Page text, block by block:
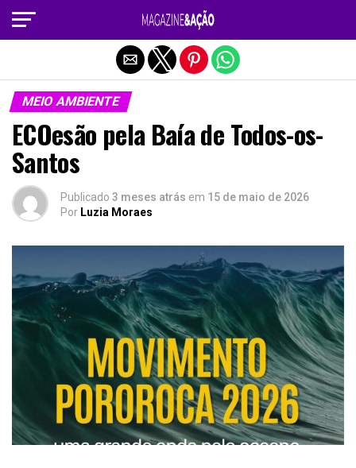
MEIO AMBIENTE
ECOesão pela Baía de Todos-os-
Santos
Publicado 3 meses atrás em 15 de maio de 2026
Por Luzia Moraes
Sair da versão mobile